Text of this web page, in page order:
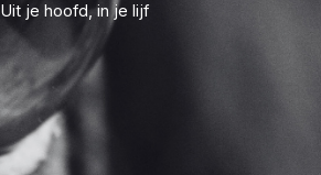
Uit je hoofd, in je lijf